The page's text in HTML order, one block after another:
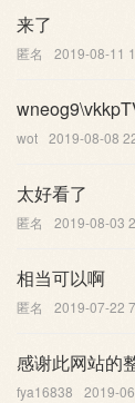
来了
匿名 2019-08-11
wot 2019-08-08
太好看了
匿名 2019-08-03
相当可以啊
匿名 2019-07-22
感谢此网站的
fya16838 2019-